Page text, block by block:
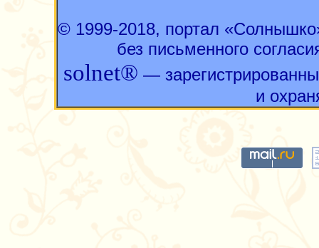
© 1999-2018, портал
без письменного
solnet® —
и